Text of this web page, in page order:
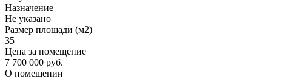
Назначение
Не указано
Размер площади (м2)
35
Цена за помещение
7 700 000 руб.
О помещении